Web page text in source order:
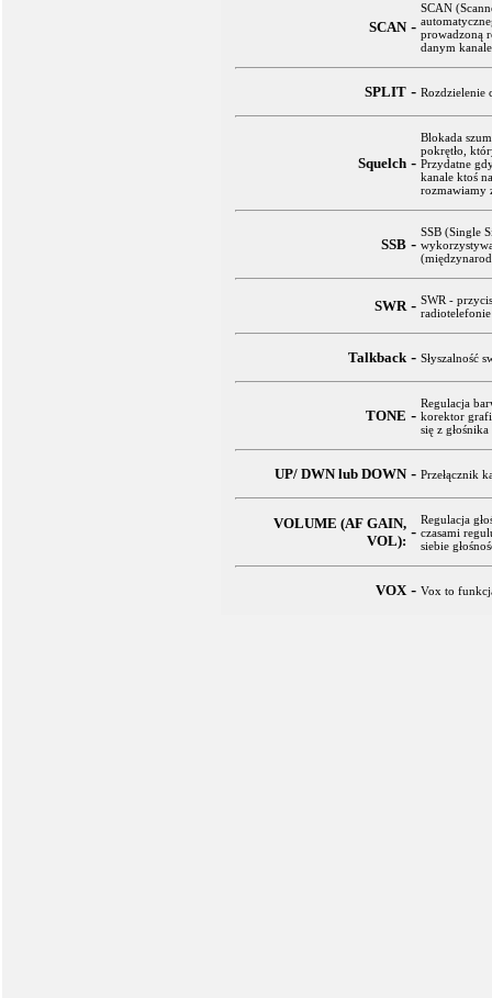
SCAN -
SCAN
prowadzoną
danym
SPLIT - Rozdzielenie
Squelch -
Blokada
pokrętło,
Przydatne
kanale ktoś
rozmawiamy
SSB -
SSB (Single
SWR - SWR -
radiotelefonie
Talkback - Słyszalność
TONE -
Regulacja
korektor
się z
UP/ DWN lub DOWN - Przełącznik
VOLUME (AF GAIN,
VOL): -
Regulacja
czasami
siebie
VOX - Vox to